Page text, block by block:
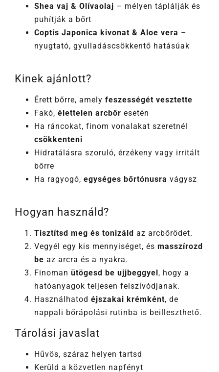
Shea vaj & Olívaolaj – mélyen táplálják és
puhítják a bőrt
Coptis Japonica kivonat & Aloe vera –
nyugtató, gyulladáscsökkentő hatásúak
Kinek ajánlott?
Érett bőrre, amely feszességét vesztette
Fakó, élettelen arcbőr esetén
Ha ráncokat, finom vonalakat szeretnél
csökkenteni
Hidratálásra szoruló, érzékeny vagy irritált
bőrre
Ha ragyogó, egységes bőrtónusra vágysz
Hogyan használd?
Tisztítsd meg és tonizáld az arcbőrödet.
Vegyél egy kis mennyiséget, és masszírozd
be az arcra és a nyakra.
Finoman ütögesd be ujjbeggyel, hogy a
hatóanyagok teljesen felszívódjanak.
Használhatod éjszakai krémként, de
nappali bőrápolási rutinba is beilleszthető.
Tárolási javaslat
Hűvös, száraz helyen tartsd
Kerüld a közvetlen napfényt